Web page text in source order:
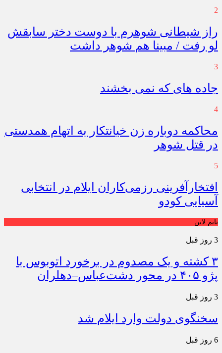
2
راز شیطانی شوهرم با دوست دختر سابقش
لو رفت / مبینا هم شوهر داشت
3
جاده های که نمی بخشند
4
محاکمه دوباره زن خیانتکار به اتهام همدستی
در قتل شوهر
5
افتخارآفرینی رزمی‌کاران ایلام در انتخابی
آسیایی کودو
تایم لاین
3 روز قبل
۳ کشته و یک مصدوم در برخورد اتوبوس با
پژو ۴۰۵ در محور دشت‌عباس–دهلران
3 روز قبل
سخنگوی دولت وارد ایلام شد
6 روز قبل